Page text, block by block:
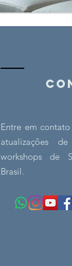
Entre em
atualizações
workshops de
Brasil.